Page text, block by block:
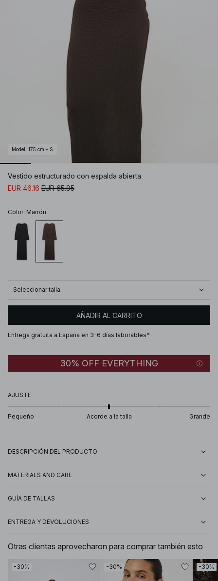
Model : 175 cm - S
Vestido estructurado con espalda abierta
EUR 46.16 EUR 65.95
Color: Marrón
Seleccionar talla
AÑADIR AL CARRITO
Entrega gratuita a España en 3-6 días laborables*
30% OFF EVERYTHING
AJUSTE
Pequeño Acorde a la talla Grande
DESCRIPCIÓN DEL PRODUCTO
MATERIALS AND CARE
GUÍA DE TALLAS
ENTREGA Y DEVOLUCIONES
Otras clientas aprovecharon para comprar también esto
-30% -30% -30%